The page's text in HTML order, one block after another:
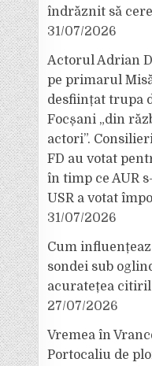
îndrăznit să
31/07/2026
Actorul Adrian
pe primarul
desființat trupa
Focșani „din
actori”.
FD au votat
în timp ce AUR
USR a votat
31/07/2026
Cum
sondei sub
acuratețea
27/07/2026
Vremea în
Portocaliu de